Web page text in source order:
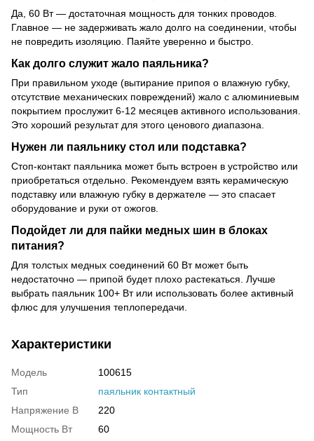
Да, 60 Вт — достаточная мощность для тонких проводов.
Главное — не задерживать жало долго на соединении, чтобы
не повредить изоляцию. Паяйте уверенно и быстро.
Как долго служит жало паяльника?
При правильном уходе (вытирание припоя о влажную губку,
отсутствие механических повреждений) жало с алюминиевым
покрытием прослужит 6-12 месяцев активного использования.
Это хороший результат для этого ценового диапазона.
Нужен ли паяльнику стол или подставка?
Стоп-контакт паяльника может быть встроен в устройство или
приобретаться отдельно. Рекомендуем взять керамическую
подставку или влажную губку в держателе — это спасает
оборудование и руки от ожогов.
Подойдет ли для пайки медных шин в блоках
питания?
Для толстых медных соединений 60 Вт может быть
недостаточно — припой будет плохо растекаться. Лучше
выбрать паяльник 100+ Вт или использовать более активный
флюс для улучшения теплопередачи.
Характеристики
Модель
100615
Тип
паяльник контактный
Напряжение В
220
Мощность Вт
60